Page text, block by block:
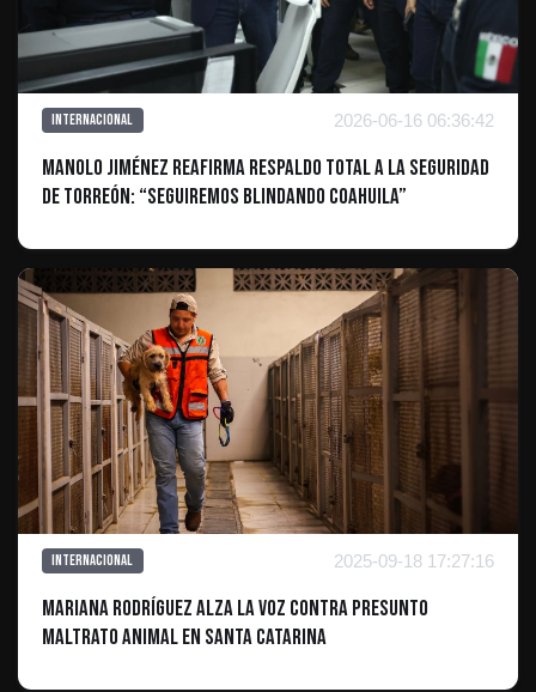
Internacional 2026-06-16 06:36:42
Manolo Jiménez reafirma respaldo total a la seguridad
de Torreón: “Seguiremos blindando Coahuila”
Internacional 2025-09-18 17:27:16
Mariana Rodríguez Alza la Voz Contra Presunto
Maltrato Animal en Santa Catarina